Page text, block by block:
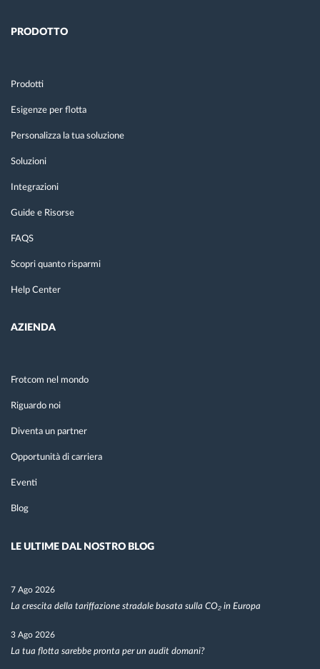
PRODOTTO
Prodotti
Esigenze per flotta
Personalizza la tua soluzione
Soluzioni
Integrazioni
Guide e Risorse
FAQS
Scopri quanto risparmi
Help Center
AZIENDA
Frotcom nel mondo
Riguardo noi
Diventa un partner
Opportunità di carriera
Eventi
Blog
LE ULTIME DAL NOSTRO BLOG
7 Ago 2026
La crescita della tariffazione stradale basata sulla CO₂ in Europa
3 Ago 2026
La tua flotta sarebbe pronta per un audit domani?